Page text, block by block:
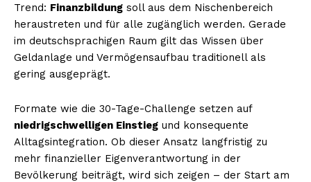
Trend: Finanzbildung soll aus dem Nischenbereich
heraustreten und für alle zugänglich werden. Gerade
im deutschsprachigen Raum gilt das Wissen über
Geldanlage und Vermögensaufbau traditionell als
gering ausgeprägt.
Formate wie die 30-Tage-Challenge setzen auf
niedrigschwelligen Einstieg und konsequente
Alltagsintegration. Ob dieser Ansatz langfristig zu
mehr finanzieller Eigenverantwortung in der
Bevölkerung beiträgt, wird sich zeigen – der Start am